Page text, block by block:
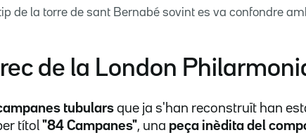
de la torre de sant Bernabé sovint es va confondre
de la London
tubulars que ja s'han reconstruït han
títol "84 Campanes", una peça inèdita del